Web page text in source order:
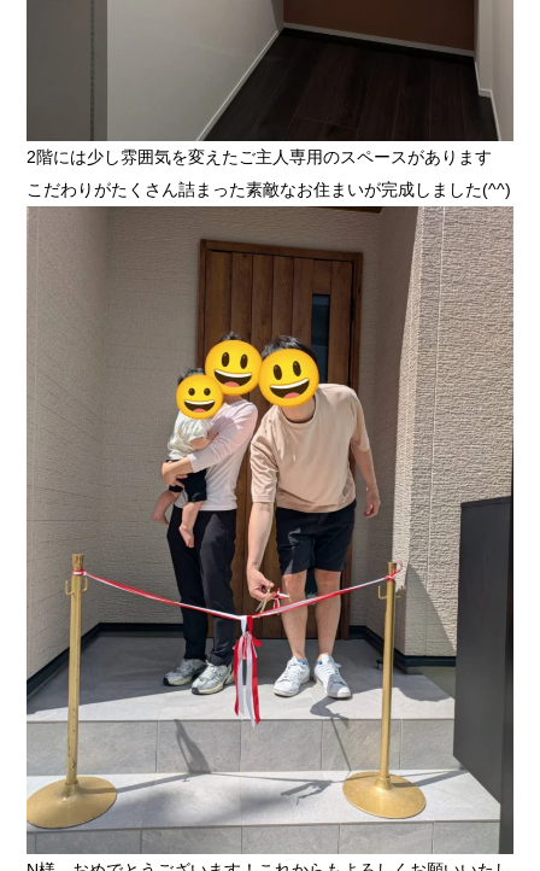
2階には少し雰囲気を変えたご主人専用のスペースがあります
こだわりがたくさん詰まった素敵なお住まいが完成しました(^^)